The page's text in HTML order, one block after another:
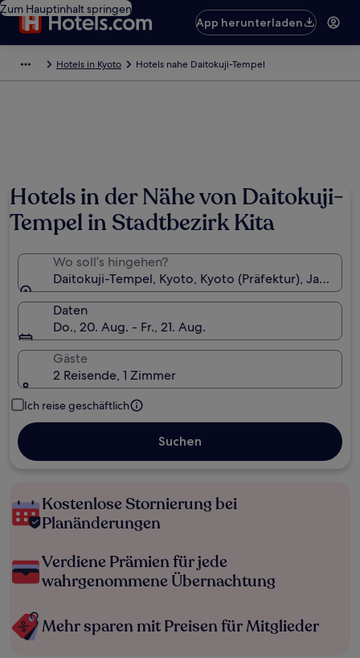
Zum Hauptinhalt springen
App herunterladen
Hotels in Kyoto Hotels nahe Daitokuji-Tempel
Hotels in der Nähe von Daitokuji-
Tempel in Stadtbezirk Kita
Wo soll’s hingehen?
Daitokuji-Tempel, Kyoto, Kyoto (Präfektur), Japan
Daten
Do., 20. Aug. - Fr., 21. Aug.
Gäste
2 Reisende, 1 Zimmer
Ich reise geschäftlich
Suchen
Kostenlose Stornierung bei
Planänderungen
Verdiene Prämien für jede
wahrgenommene Übernachtung
Mehr sparen mit Preisen für Mitglieder